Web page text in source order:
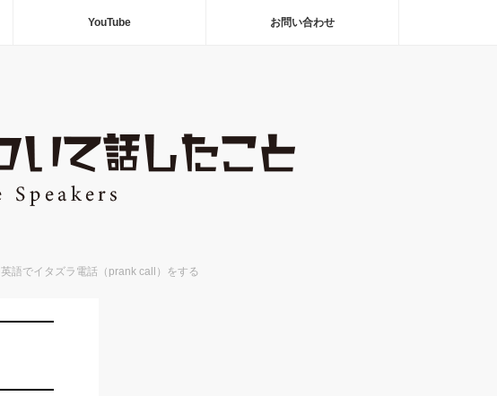
YouTube お問い合わせ
英語でイタズラ電話（prank call）をする